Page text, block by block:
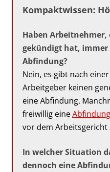
Kompaktwissen:
Haben
gekündigt hat,
Abfindung?
Nein, es gibt nach einer
Arbeitgeber keinen
eine Abfindung.
freiwillig eineAbfindung
vor dem Arbeitsgericht
In welcher Situation
dennoch eine